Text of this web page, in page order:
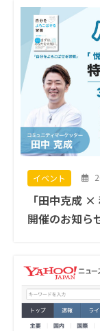
イベント
「田中克成 ×
開催のお知ら